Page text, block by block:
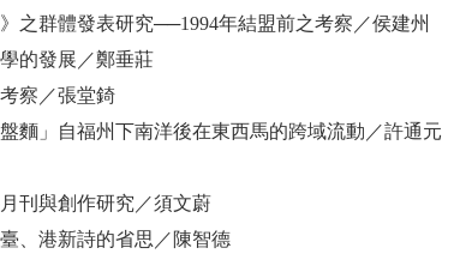
之群體發表研究──1994年結盟前之考察／侯建州
的發展／鄭垂莊
察／張堂錡
麵」自福州下南洋後在東西馬的跨域流動／許通元
刊與創作研究／須文蔚
、港新詩的省思／陳智德